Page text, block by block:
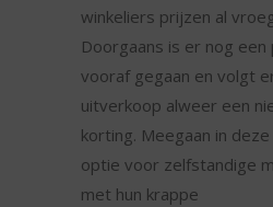
winkeliers prijzen al
Doorgaans is er nog een
vooraf gegaan en volgt
uitverkoop alweer een
korting. Meegaan in
optie voor zelfstandige
met hun krappe